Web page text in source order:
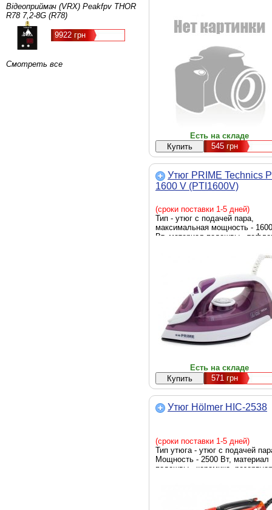
Відеоприймач (VRX) Peakfpv THOR
R78 7,2-8G (R78)
9922 грн
Смотреть все
противокапельная
скорость парового удара
Есть на складе
545грн
Утюг PRIME Technics
1600 V (PTI1600V)
(сроки поставки 1-5 дней)
Тип - утюг с подачей пара,
максимальная мощность - 1600
Вт, материал подошвы -
скорость парового удара - 230
Есть на складе
571грн
Утюг Hölmer HIC-2538
(сроки поставки 1-5 дней)
Тип утюга - утюг с подачей
Мощность - 2500 Вт, материал
подошвы - керамика, резервуар
скорость парового удара - 130
мин, Цвет - черный